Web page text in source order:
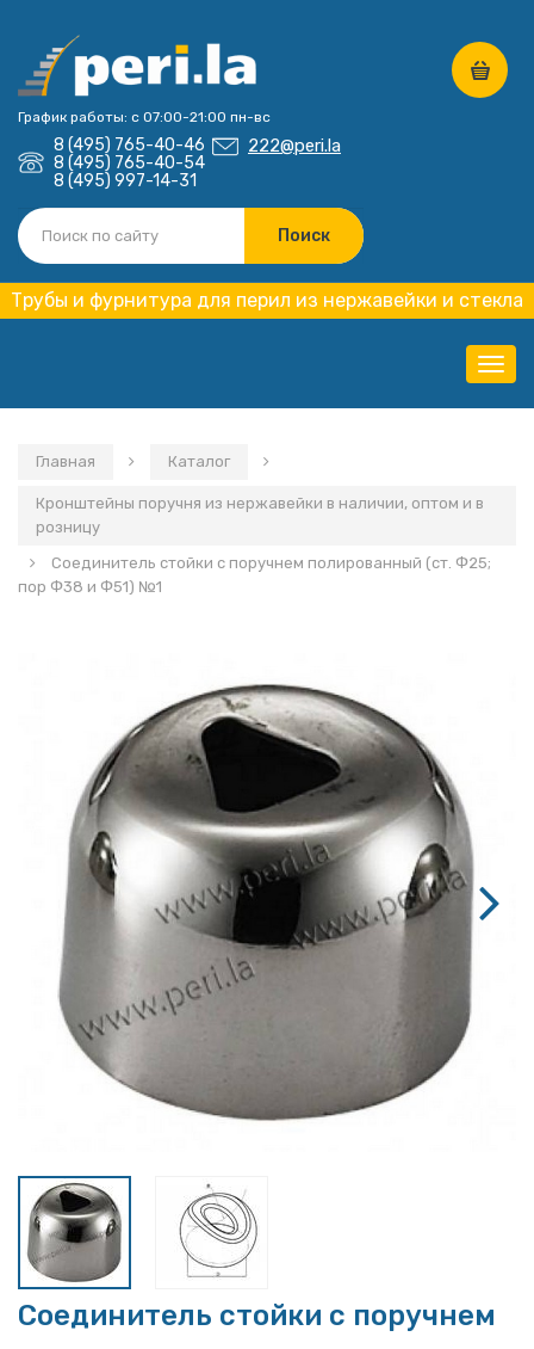
График работы: с 07:00-21:00 пн-вс
8 (495) 765-40-46
8 (495) 765-40-54
8 (495) 997-14-31
222@peri.la
Трубы и фурнитура для перил из нержавейки и стекла
Главная Каталог
Кронштейны поручня из нержавейки в наличии, оптом и в
розницу
Соединитель стойки с поручнем полированный (ст. Ф25;
пор Ф38 и Ф51) №1
Соединитель стойки с поручнем